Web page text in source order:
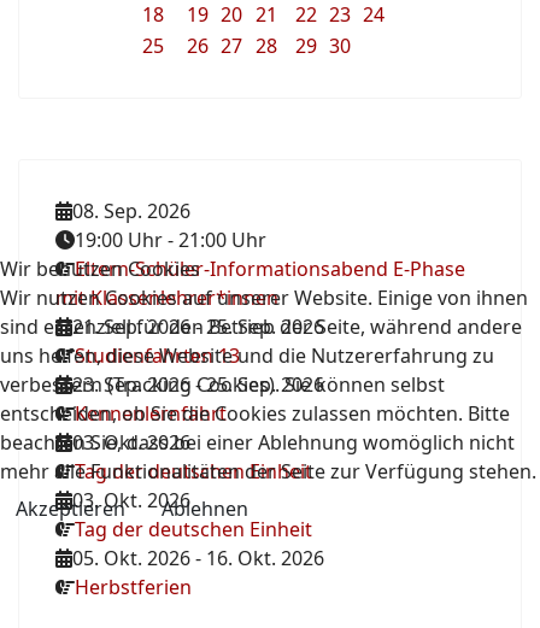
18
19 20 21 22 23 24
25
26 27 28 29 30
08. Sep. 2026
19:00 Uhr-21:00 Uhr
Eltern-Schüler-Informationsabend E-Phase
mit Klassenlehrer*innen
21. Sep. 2026-25. Sep. 2026
Studienfahrten 13
23. Sep. 2026-25. Sep. 2026
Kennenlernfahrt
03. Okt. 2026
Tag der deutschen Einheit
03. Okt. 2026
Tag der deutschen Einheit
05. Okt. 2026- 16. Okt. 2026
Herbstferien
Wir benutzen Cookies
Wir nutzen Cookies auf unserer Website. Einige von ihnen
sind essenziell für den Betrieb der Seite, während andere
uns helfen, diese Website und die Nutzererfahrung zu
verbessern (Tracking Cookies). Sie können selbst
entscheiden, ob Sie die Cookies zulassen möchten. Bitte
beachten Sie, dass bei einer Ablehnung womöglich nicht
mehr alle Funktionalitäten der Seite zur Verfügung stehen.
Akzeptieren
Ablehnen